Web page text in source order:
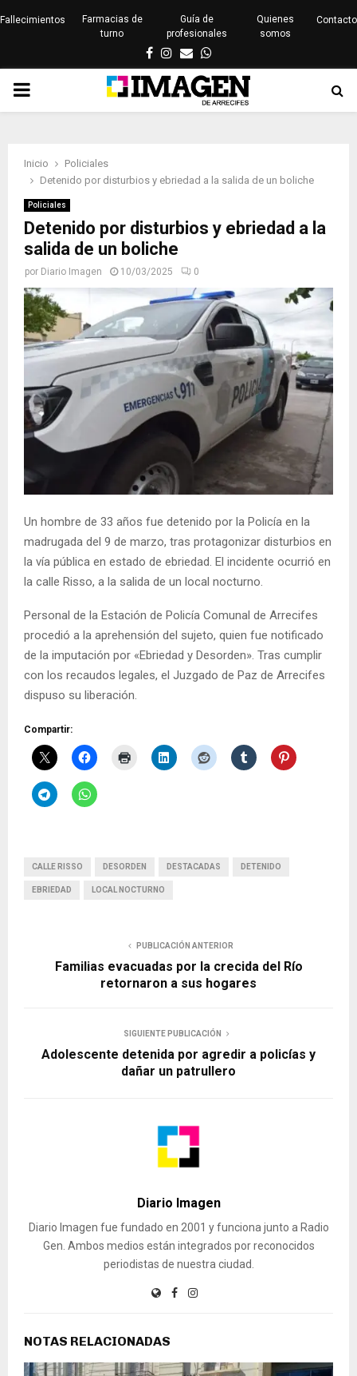
Fallecimientos
Farmacias de
turno
Guía de
profesionales
Quienes
somos
Contacto
Facebook
Instagram
EmailWhatsapp
PRIMARY
Inicio
Policiales
Detenido por disturbios y ebriedad a la salida de un boliche
Policiales
Detenido por disturbios y ebriedad a la
salida de un boliche
por Diario Imagen 10/03/2025 0
Un hombre de 33 años fue detenido por la Policía en la
madrugada del 9 de marzo, tras protagonizar disturbios en
la vía pública en estado de ebriedad. El incidente ocurrió en
la calle Risso, a la salida de un local nocturno.
Personal de la Estación de Policía Comunal de Arrecifes
procedió a la aprehensión del sujeto, quien fue notificado
de la imputación por «Ebriedad y Desorden». Tras cumplir
con los recaudos legales, el Juzgado de Paz de Arrecifes
dispuso su liberación.
Compartir:
CALLE RISSO DESORDEN DESTACADAS DETENIDO
EBRIEDAD LOCAL NOCTURNO
PUBLICACIÓN ANTERIOR
Familias evacuadas por la crecida del Río
retornaron a sus hogares
SIGUIENTE PUBLICACIÓN
Adolescente detenida por agredir a policías y
dañar un patrullero
Diario Imagen
Diario Imagen fue fundado en 2001 y funciona junto a Radio
Gen. Ambos medios están integrados por reconocidos
periodistas de nuestra ciudad.
NOTAS RELACIONADAS